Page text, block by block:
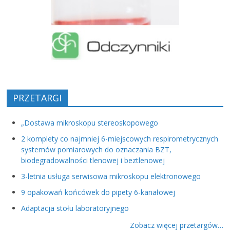
PRZETARGI
„Dostawa mikroskopu stereoskopowego
2 komplety co najmniej 6-miejscowych respirometrycznych
systemów pomiarowych do oznaczania BZT,
biodegradowalności tlenowej i beztlenowej
3-letnia usługa serwisowa mikroskopu elektronowego
9 opakowań końcówek do pipety 6-kanałowej
Adaptacja stołu laboratoryjnego
Zobacz więcej przetargów…